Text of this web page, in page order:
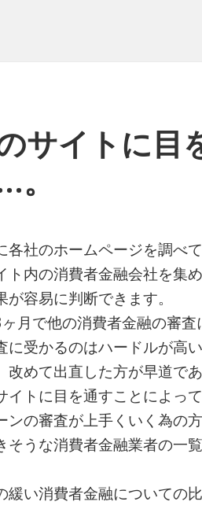
サイトに目
各社のホームページを調べ
ト内の消費者金融会社を集
が容易に判断できます。
月で他の消費者金融の審
に受かるのはハードルが高
改めて出直した方が早道で
イトに目を通すことによっ
ンの審査が上手くいく為の
そうな消費者金融業者の一
緩い消費者金融についての